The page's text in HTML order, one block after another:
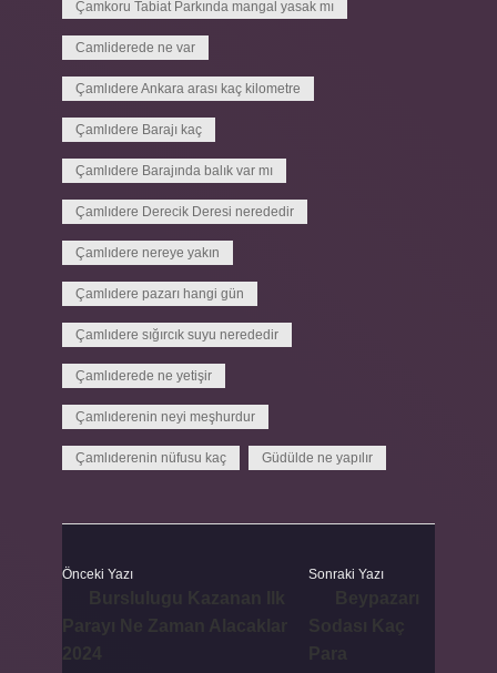
Çamkoru Tabiat Parkında mangal yasak mı
Camliderede ne var
Çamlıdere Ankara arası kaç kilometre
Çamlıdere Barajı kaç
Çamlıdere Barajında balık var mı
Çamlıdere Derecik Deresi nerededir
Çamlıdere nereye yakın
Çamlıdere pazarı hangi gün
Çamlıdere sığırcık suyu nerededir
Çamlıderede ne yetişir
Çamlıderenin neyi meşhurdur
Çamlıderenin nüfusu kaç Güdülde ne yapılır
Önceki Yazı Sonraki Yazı